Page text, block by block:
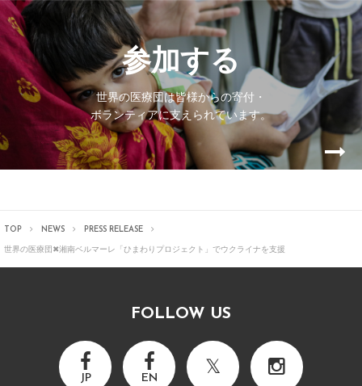
参加する
世界の医療団は皆様からの寄付・
ボランティアに支えられています。
TOP NEWS PRESS RELEASE
世界の医療団✖湘南ベルマーレ「ひまわりプロジェクト」でウクライナを支援
FOLLOW US
JP EN